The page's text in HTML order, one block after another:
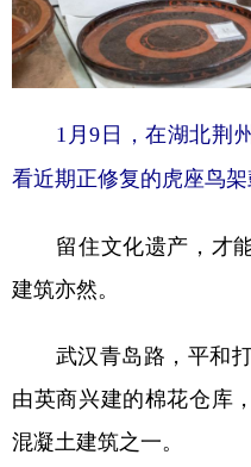
1月9日，在湖北荆
看近期正修复的虎座鸟
留住文化遗产，才能
建筑亦然。
武汉青岛路，平和打
由英商兴建的棉花仓库
混凝土建筑之一。